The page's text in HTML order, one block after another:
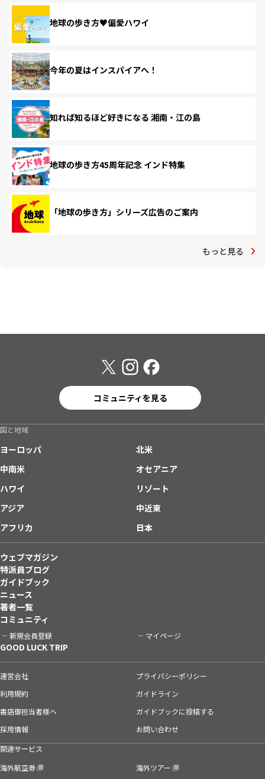
地球の歩き方♥偏愛ハワイ
今年の夏はインスパイアへ！
知れば知るほど好きになる 湘南・江の島
地球の歩き方45周年記念 インド特集
「地球の歩き方」シリーズ広告のご案内
もっと見る
コミュニティを見る
国と地域
ヨーロッパ
北米
中南米
オセアニア
ハワイ
リゾート
アジア
中近東
アフリカ
日本
ウェブマガジン
特派員ブログ
ガイドブック
ニュース
著者一覧
コミュニティ
新規会員登録 マイページ
GOOD LUCK TRIP
運営会社
プライバシーポリシー
利用規約
ガイドライン
書店御担当者様へ
ガイドブックに投稿する
採用情報
お問い合わせ
関連サービス
海外航空券
海外ツアー